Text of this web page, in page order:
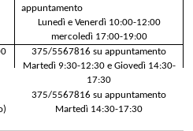
appuntamento
Lunedì e Venerdì 10:00-12:00
mercoledì 17:00-19:00
375/5567816 su appuntamento
Martedì 9:30-12:30 e Giovedì 14:30-
17:30
375/5567816 su appuntamento
Martedì 14:30-17:30